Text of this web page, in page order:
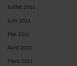
Juillet 2011
Juin 2011
Mai 2011
Avril 2011
Mars 2011